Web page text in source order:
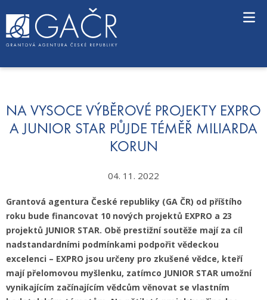
o
NA VYSOCE VÝBĚROVÉ PROJEKTY EXPRO
A JUNIOR STAR PŮJDE TÉMĚŘ MILIARDA
KORUN
04. 11. 2022
Grantová agentura České republiky (GA ČR) od příštího
roku bude financovat 10 nových projektů EXPRO a 23
projektů JUNIOR STAR. Obě prestižní soutěže mají za cíl
nadstandardními podmínkami podpořit vědeckou
excelenci – EXPRO jsou určeny pro zkušené vědce, kteří
mají přelomovou myšlenku, zatímco JUNIOR STAR umožní
vynikajícím začínajícím vědcům věnovat se vlastním